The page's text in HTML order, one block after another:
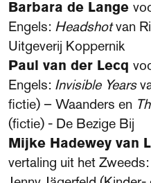
Barbara de Lange
Engels: Headshotvan
Uitgeverij Koppernik
Paul van der Lecq
Engels: Invisible Years
fictie) – Waanders en
(fictie) - De Bezige Bij
Mijke Hadewey van
vertaling uit het Zweeds: